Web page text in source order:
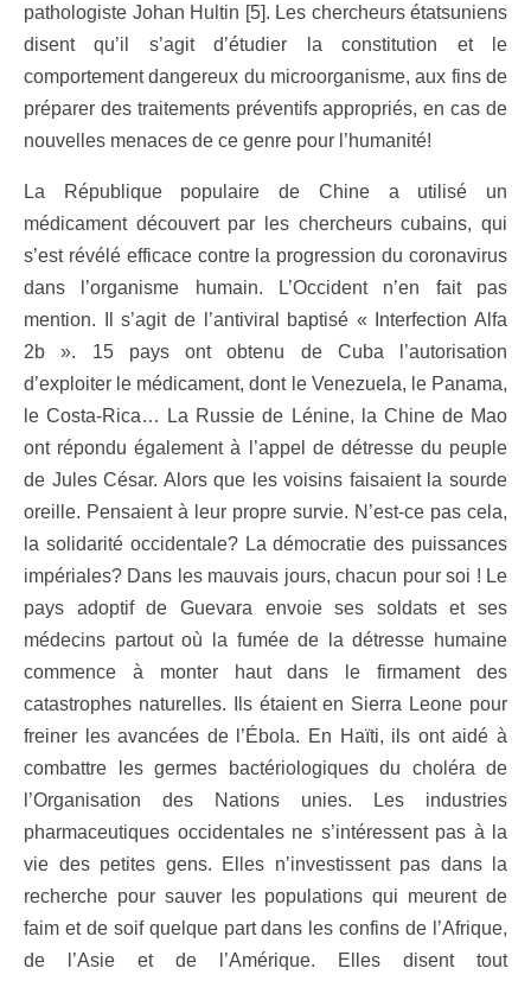
pathologiste Johan Hultin [5]. Les chercheurs étatsuniens
disent qu’il s’agit d’étudier la constitution et le
comportement dangereux du microorganisme, aux fins de
préparer des traitements préventifs appropriés, en cas de
nouvelles menaces de ce genre pour l’humanité!
La République populaire de Chine a utilisé un
médicament découvert par les chercheurs cubains, qui
s’est révélé efficace contre la progression du coronavirus
dans l’organisme humain. L’Occident n’en fait pas
mention. Il s’agit de l’antiviral baptisé « Interfection Alfa
2b ». 15 pays ont obtenu de Cuba l’autorisation
d’exploiter le médicament, dont le Venezuela, le Panama,
le Costa-Rica… La Russie de Lénine, la Chine de Mao
ont répondu également à l’appel de détresse du peuple
de Jules César. Alors que les voisins faisaient la sourde
oreille. Pensaient à leur propre survie. N’est-ce pas cela,
la solidarité occidentale? La démocratie des puissances
impériales? Dans les mauvais jours, chacun pour soi ! Le
pays adoptif de Guevara envoie ses soldats et ses
médecins partout où la fumée de la détresse humaine
commence à monter haut dans le firmament des
catastrophes naturelles. Ils étaient en Sierra Leone pour
freiner les avancées de l’Ébola. En Haïti, ils ont aidé à
combattre les germes bactériologiques du choléra de
l’Organisation des Nations unies. Les industries
pharmaceutiques occidentales ne s’intéressent pas à la
vie des petites gens. Elles n’investissent pas dans la
recherche pour sauver les populations qui meurent de
faim et de soif quelque part dans les confins de l’Afrique,
de l’Asie et de l’Amérique. Elles disent tout